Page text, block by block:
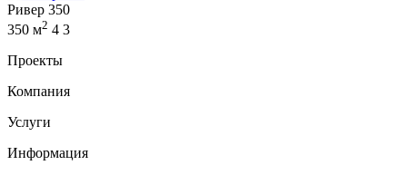
Ривер 350
350 м2 4 3
Проекты
Компания
Услуги
Информация